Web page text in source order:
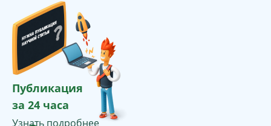
Публикация
за 24 часа
Узнать подробнее